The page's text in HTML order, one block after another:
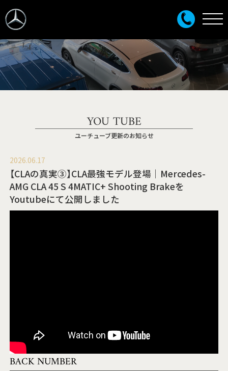
YOU TUBE
ユーチューブ更新のお知らせ
2026.06.17
【CLAの真実③】CLA最強モデル登場｜Mercedes-
AMG CLA 45 S 4MATIC+ Shooting Brakeを
Youtubeにて公開しました
BACK NUMBER